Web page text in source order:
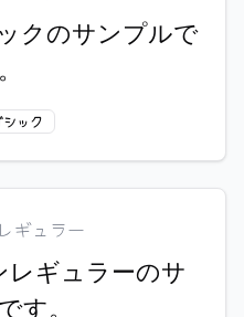
クのサンプルで
ック
ギュラー
レギュラーのサ
す。